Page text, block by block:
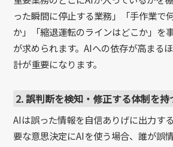
った瞬間に停止する業務」「手作業で
か」「縮退運転のラインはどこか」を
が求められます。AIへの依存が高まる
計が重要になります。
2. 誤判断を検知・修正する体制を持
AIは誤った情報を自信ありげに出力す
要な意思決定にAIを使う場合、誰が誤